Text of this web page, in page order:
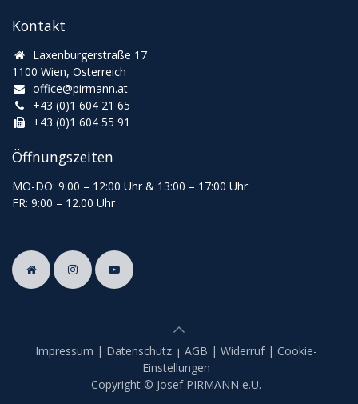
Kontakt
Laxenburgerstraße 17
1100 Wien, Österreich
office@pirmann.at
+43 (0)1 604 21 65
+43 (0)1 604 55 91
Öffnungszeiten
MO-DO: 9:00 – 12:00 Uhr & 13:00 – 17:00 Uhr
FR: 9:00 – 12.00 Uhr
Impressum | Datenschutz | AGB | Widerruf | Cookie-
Einstellungen
Copyright © Josef PIRMANN e.U.